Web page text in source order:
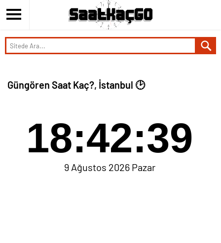
Güngören Saat Kaç?, İstanbul 🕑
18:42:40
9 Ağustos 2026 Pazar